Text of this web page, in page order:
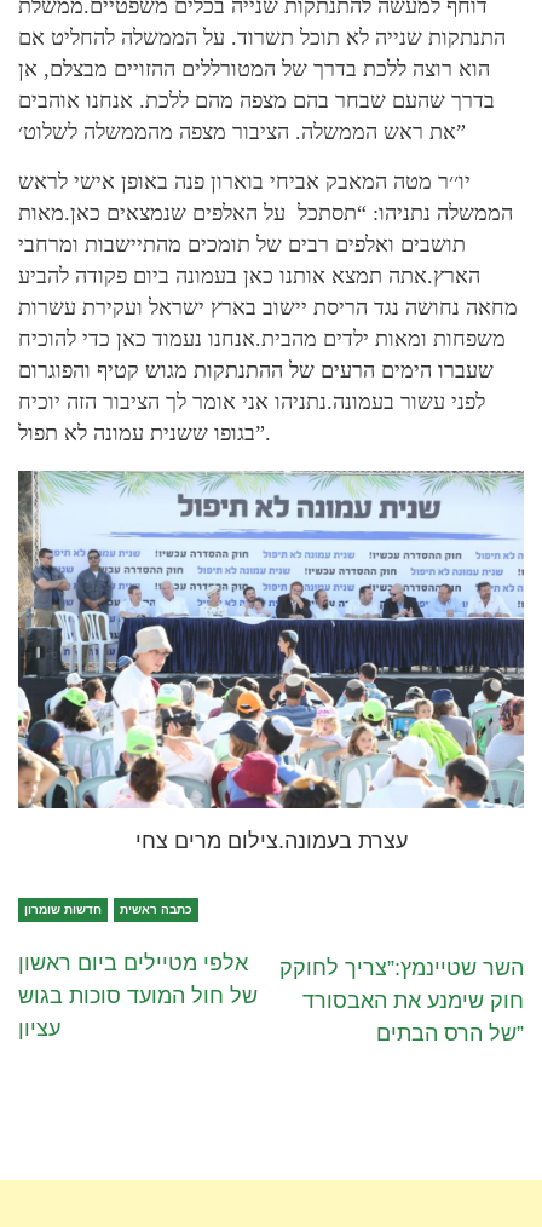
דוחף למעשה להתנתקות שנייה בכלים משפטיים.ממשלת
התנתקות שנייה לא תוכל תשרוד. על הממשלה להחליט אם
הוא רוצה ללכת בדרך של המטורללים ההזויים מבצלם, אן
בדרך שהעם שבחר בהם מצפה מהם ללכת. אנחנו אוהבים
את ראש הממשלה. הציבור מצפה מהממשלה לשלוט׳”
יו׳׳ר מטה המאבק אביחי בוארון פנה באופן אישי לראש
הממשלה נתניהו: “תסתכל על האלפים שנמצאים כאן.מאות
תושבים ואלפים רבים של תומכים מהתיישבות ומרחבי
הארץ.אתה תמצא אותנו כאן בעמונה ביום פקודה להביע
מחאה נחושה נגד הריסת יישוב בארץ ישראל ועקירת עשרות
משפחות ומאות ילדים מהבית.אנחנו נעמוד כאן כדי להוכיח
שעברו הימים הרעים של ההתנתקות מגוש קטיף והפוגרום
לפני עשור בעמונה.נתניהו אני אומר לך הציבור הזה יוכיח
בגופו ששנית עמונה לא תפול”.
עצרת בעמונה.צילום מרים צחי
חדשות שומרון כתבה ראשית
אלפי מטיילים ביום ראשון
של חול המועד סוכות בגוש
עציון
השר שטיינמץ:”צריך לחוקק
חוק שימנע את האבסורד
של הרס הבתים”